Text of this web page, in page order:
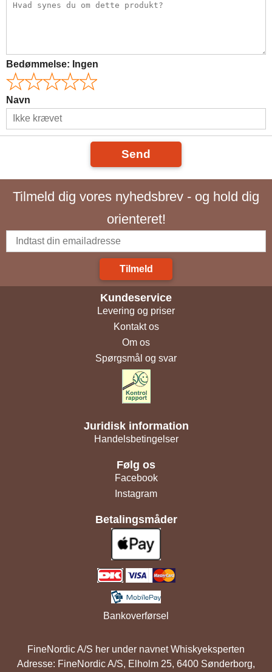
Bedømmelse: Ingen
Navn
Send
Tilmeld dig vores nyhedsbrev - og hold dig
orienteret!
Tilmeld
Kundeservice
Levering og priser
Kontakt os
Om os
Spørgsmål og svar
Juridisk information
Handelsbetingelser
Følg os
Facebook
Instagram
Betalingsmåder
Bankoverførsel
FineNordic A/S her under navnet Whiskyeksperten
Adresse: FineNordic A/S, Elholm 25, 6400 Sønderborg,